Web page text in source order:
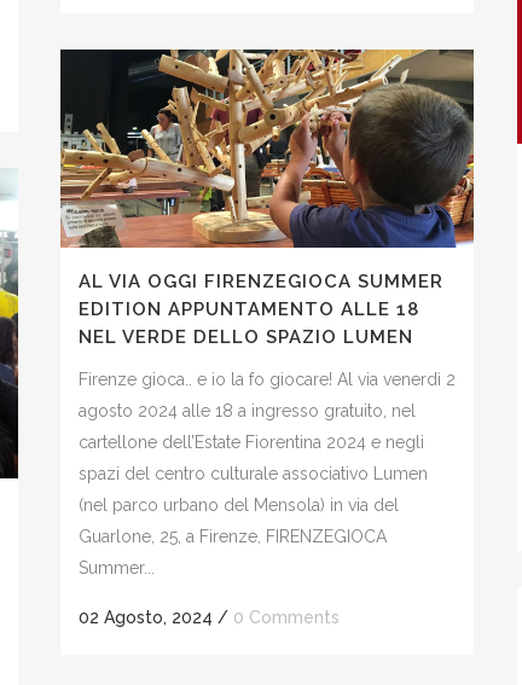
AL VIA OGGI FIRENZEGIOCA SUMMER
EDITION APPUNTAMENTO ALLE 18
NEL VERDE DELLO SPAZIO LUMEN
Firenze gioca.. e io la fo giocare! Al via venerdì 2
agosto 2024 alle 18 a ingresso gratuito, nel
cartellone dell’Estate Fiorentina 2024 e negli
spazi del centro culturale associativo Lumen
(nel parco urbano del Mensola) in via del
Guarlone, 25, a Firenze, FIRENZEGIOCA
Summer...
02 Agosto, 2024 / 0 Comments